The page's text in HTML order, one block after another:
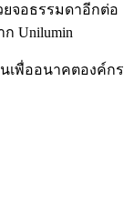
จอธรรมดาอีกต่อ
Unilumin
เพื่ออนาคตองค์กร